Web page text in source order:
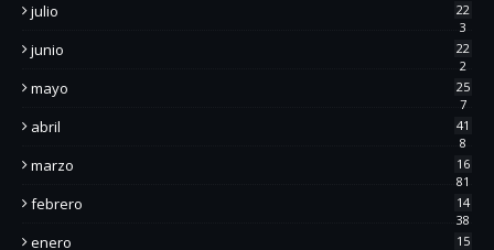
julio
22
3
junio
22
2
mayo
25
7
abril
41
8
marzo
16
81
febrero
14
38
enero
15